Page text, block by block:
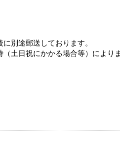
別途郵送しております。
土日祝にかかる場合等）により